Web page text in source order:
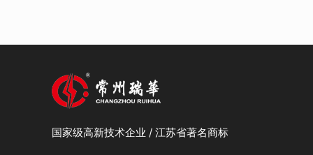
国家级高新技术企业 / 江苏省著名商标